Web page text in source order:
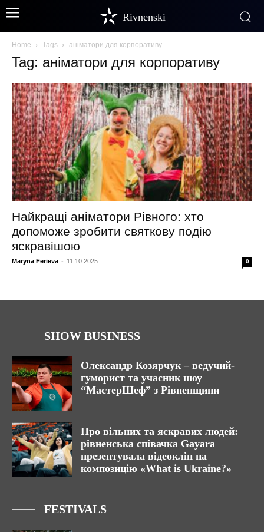
Rivnenski
Home Tags аніматори для корпоративу
Tag: аніматори для корпоративу
Найкращі аніматори Рівного: хто
допоможе зробити святкову подію
яскравішою
Maryna Ferieva - 11.10.2025 0
SHOW BUSINESS
Олександр Козярчук – ведучий-
гуморист та учасник шоу
“МастерШеф” з Рівненщини
Про вільних та яскравих людей:
рівненська співачка Gayara
презентувала відеокліп на
композицію «What is Ukraine?»
FESTIVALS